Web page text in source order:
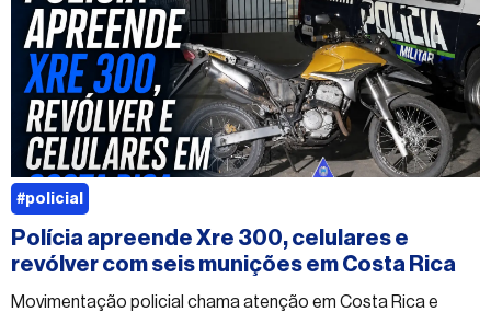
Polícia apreende Xre 300, celulares e
revólver com seis munições em Costa Rica
Movimentação policial chama atenção em Costa Rica e
#policial